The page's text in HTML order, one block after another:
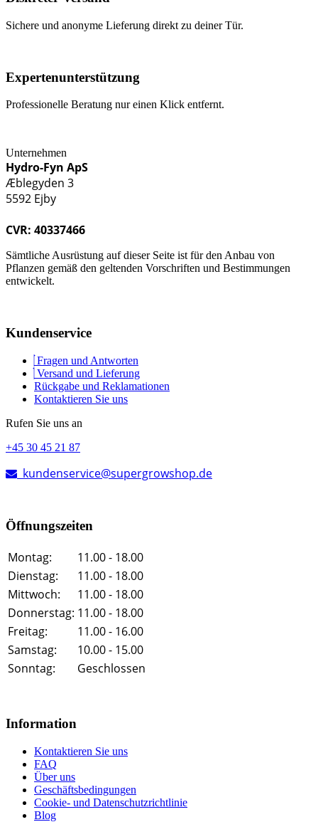
Sichere und anonyme Lieferung direkt zu deiner Tür.
Expertenunterstützung
Professionelle Beratung nur einen Klick entfernt.
Unternehmen
Hydro-Fyn ApS
Æblegyden 3
5592 Ejby
CVR: 40337466
Sämtliche Ausrüstung auf dieser Seite ist für den Anbau von
Pflanzen gemäß den geltenden Vorschriften und Bestimmungen
entwickelt.
Kundenservice
Fragen und Antworten
Versand und Lieferung
Rückgabe und Reklamationen
Kontaktieren Sie uns
Rufen Sie uns an
+45 30 45 21 87
kundenservice@supergrowshop.de
Öffnungszeiten
Montag:
11.00 - 18.00
Dienstag:
11.00 - 18.00
Mittwoch:
11.00 - 18.00
Donnerstag: 11.00 - 18.00
Freitag:
11.00 - 16.00
Samstag:
10.00 - 15.00
Sonntag:
Geschlossen
Information
Kontaktieren Sie uns
FAQ
Über uns
Geschäftsbedingungen
Cookie- und Datenschutzrichtlinie
Blog